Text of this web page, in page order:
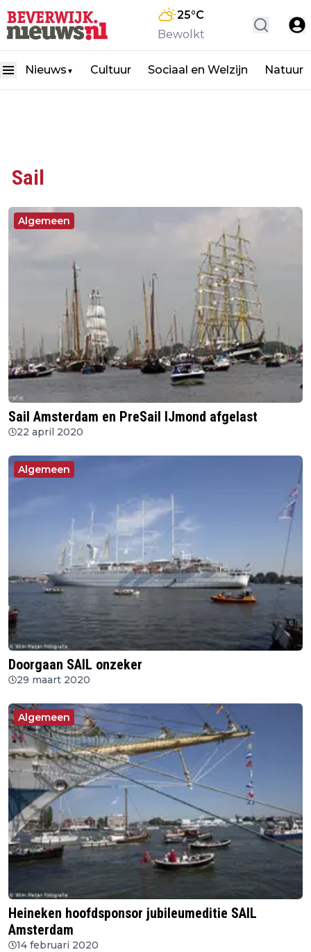
25°C
Bewolkt
Nieuws ▼ Cultuur Sociaal en Welzijn Natuur
Sail
Algemeen
Sail Amsterdam en PreSail IJmond afgelast
22 april 2020
Algemeen
Doorgaan SAIL onzeker
29 maart 2020
Algemeen
Heineken hoofdsponsor jubileumeditie SAIL
Amsterdam
14 februari 2020